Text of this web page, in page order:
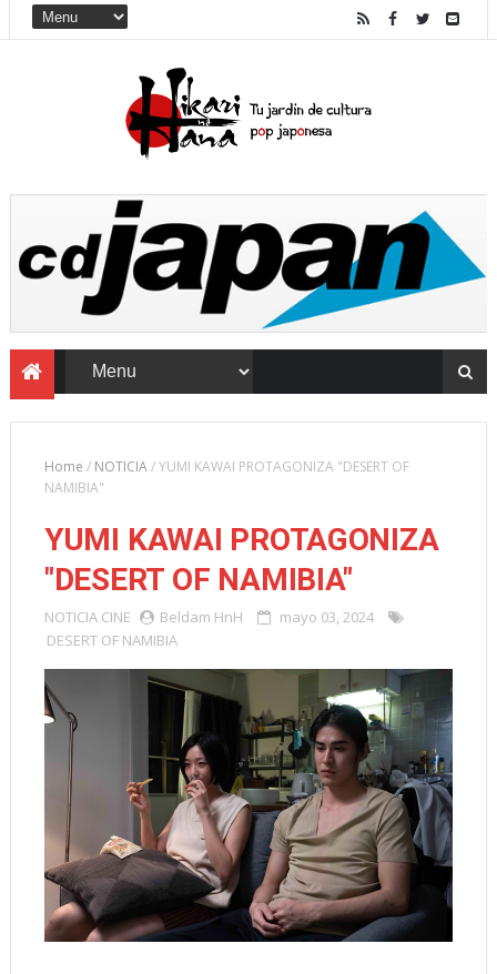
Home / NOTICIA/YUMI KAWAI PROTAGONIZA "DESERT OF
NAMIBIA"
YUMI KAWAI PROTAGONIZA
"DESERT OF NAMIBIA"
NOTICIA CINE Beldam HnH
mayo 03, 2024
DESERT OF NAMIBIA